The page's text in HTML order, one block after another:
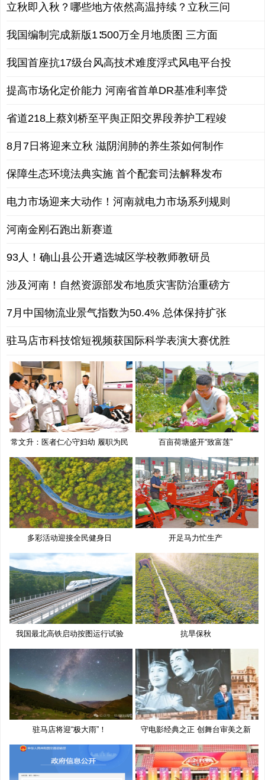
立秋即入秋？哪些地方依然高温持续？立秋三问
我国编制完成新版1∶500万全月地质图 三方面
我国首座抗17级台风高技术难度浮式风电平台投
提高市场化定价能力 河南省首单DR基准利率贷
省道218上蔡刘桥至平舆正阳交界段养护工程竣
8月7日将迎来立秋 滋阴润肺的养生茶如何制作
保障生态环境法典实施 首个配套司法解释发布
电力市场迎来大动作！河南就电力市场系列规则
河南金刚石跑出新赛道
93人！确山县公开遴选城区学校教师教研员
涉及河南！自然资源部发布地质灾害防治重磅方
7月中国物流业景气指数为50.4% 总体保持扩张
驻马店市科技馆短视频获国际科学表演大赛优胜
常文升：医者仁心守妇幼 履职为民 百亩荷塘盛开“致富莲”
多彩活动迎接全民健身日 开足马力忙生产
我国最北高铁启动按图运行试验 抗旱保秋
驻马店将迎“极大雨”！ 守电影经典之正 创舞台审美之新